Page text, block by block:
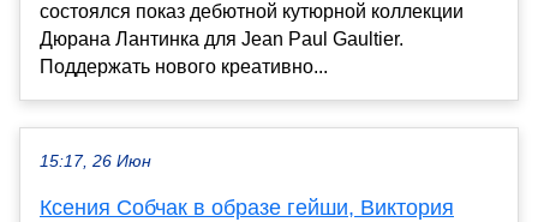
состоялся показ дебютной кутюрной коллекции
Дюрана Лантинка для Jean Paul Gaultier.
Поддержать нового креативно...
15:17, 26 Июн
Ксения Собчак в образе гейши, Виктория